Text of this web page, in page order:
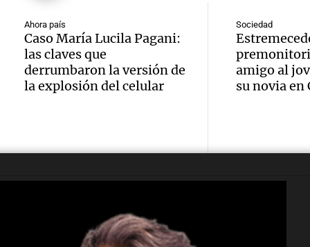
Episodios
un
Informados
su
con
de
Audio.
Salta a
violó
Audio.
Ahora país
Caso María Lucila Pagani:
las claves que
derrumbaron la versión de
la explosión del celular
Sociedad
amigo al
su novia en